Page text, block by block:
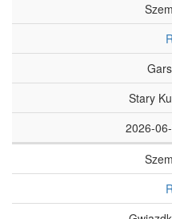
Stary
2026-